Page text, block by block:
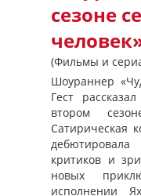
сезоне
(Фильмы и
Шоураннер
Гест
втором
Сатирическая
критиков и
новых
исполнении